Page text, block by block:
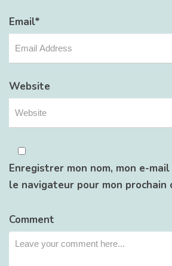
Email*
Website
Enregistrer mon nom, mon e-
le navigateur pour mon prochain
Comment